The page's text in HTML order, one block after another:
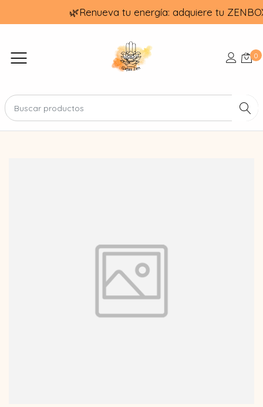
🌿Renueva tu energía: adquiere tu
0